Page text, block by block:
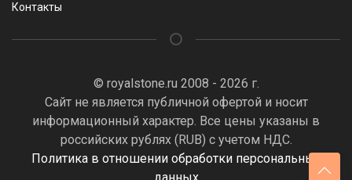
Контакты
© royalstone.ru 2008 - 2026 г.
Сайт не является публичной офертой и носит
информационный характер. Все цены указаны в
российских рублях (RUB) с учетом НДС.
Политика в отношении обработки персональных